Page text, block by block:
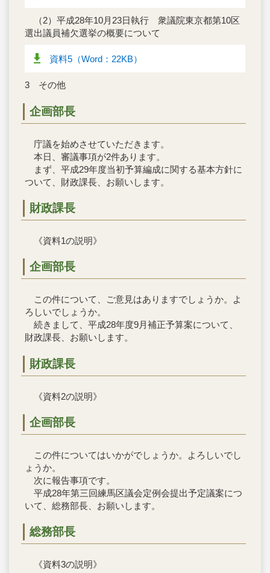
（2）平成28年10月23日執行 衆議院東京都第10区
選出議員補欠選挙の概要について
資料5（Word：22KB）
3 その他
企画部長
庁議を始めさせていただきます。
本日、審議事項が2件あります。
まず、平成29年度当初予算編成に関する基本方針に
ついて、財政課長、お願いします。
財政課長
《資料1の説明》
企画部長
この件について、ご意見はありますでしょうか。よ
ろしいでしょうか。
続きまして、平成28年度9月補正予算案について、
財政課長、お願いします。
財政課長
《資料2の説明》
企画部長
この件についてはいかがでしょうか。よろしいでし
ょうか。
次に報告事項です。
平成28年第三回練馬区議会定例会提出予定議案につ
いて、総務部長、お願いします。
総務部長
《資料3の説明》